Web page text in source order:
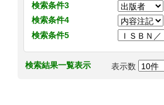
検索条件3
検索条件4
検索条件5
検索結果一覧表示 表示数